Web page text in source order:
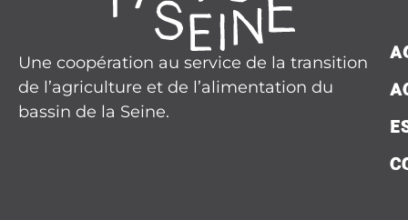
Une coopération au service de la transition
de l’agriculture et de l’alimentation du
bassin de la Seine.